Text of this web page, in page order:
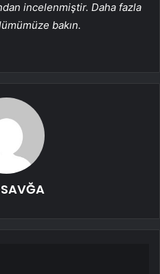
incelenmiştir. Daha fazla
bakın.